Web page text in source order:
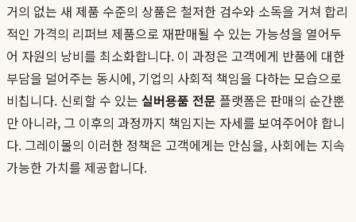
거의 없는 새 제품 수준의 상품은 철저한 검수와 소독을 거쳐 합리
적인 가격의 리퍼브 제품으로 재판매될 수 있는 가능성을 열어두
어 자원의 낭비를 최소화합니다. 이 과정은 고객에게 반품에 대한
부담을 덜어주는 동시에, 기업의 사회적 책임을 다하는 모습으로
비칩니다. 신뢰할 수 있는 실버용품 전문 플랫폼은 판매의 순간뿐
만 아니라, 그 이후의 과정까지 책임지는 자세를 보여주어야 합니
다. 그레이몰의 이러한 정책은 고객에게는 안심을, 사회에는 지속
가능한 가치를 제공합니다.